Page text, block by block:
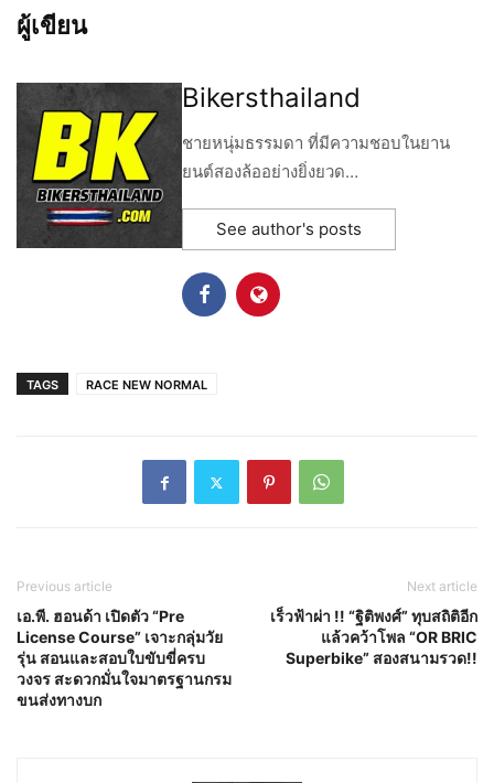
ผู้เขียน
Bikersthailand
ชายหนุ่มธรรมดา ที่มีความชอบในยาน
ยนต์สองล้ออย่างยิ่งยวด…
See author's posts
TAGS RACE NEW NORMAL
Previous article
เอ.พี. ฮอนด้า เปิดตัว “Pre
License Course” เจาะกลุ่มวัย
รุ่น สอนและสอบใบขับขี่ครบ
วงจร สะดวกมั่นใจมาตรฐานกรม
ขนส่งทางบก
Next article
เร็วฟ้าผ่า !! “ฐิติพงศ์” ทุบสถิติอีก
แล้วคว้าโพล “OR BRIC
Superbike” สองสนามรวด!!